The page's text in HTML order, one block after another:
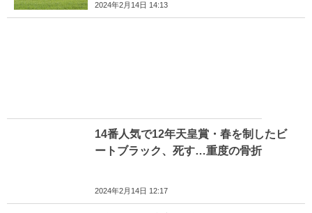
2024年2月14日 14:13
14番人気で12年天皇賞・春を制したビ
ートブラック、死す…重度の骨折
2024年2月14日 12:17